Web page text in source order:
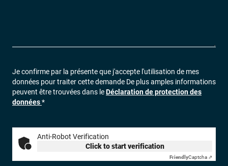
Je confirme par la présente que j'accepte l'utilisation de mes
données pour traiter cette demande De plus amples informations
peuvent être trouvées dans leDéclaration de protection des
données*
Anti-Robot Verification
Click to start verification
FriendlyCaptcha ⇗